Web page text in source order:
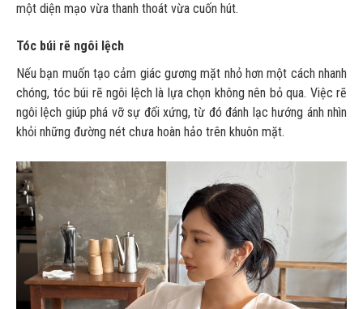
một diện mạo vừa thanh thoát vừa cuốn hút.
Tóc búi rẽ ngôi lệch
Nếu bạn muốn tạo cảm giác gương mặt nhỏ hơn một cách nhanh
chóng, tóc búi rẽ ngôi lệch là lựa chọn không nên bỏ qua. Việc rẽ
ngôi lệch giúp phá vỡ sự đối xứng, từ đó đánh lạc hướng ánh nhìn
khỏi những đường nét chưa hoàn hảo trên khuôn mặt.